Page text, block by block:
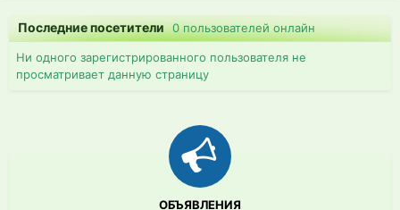
Последние посетители0 пользователей онлайн
Ни одного зарегистрированного пользователя не
просматривает данную страницу
ОБЪЯВЛЕНИЯ